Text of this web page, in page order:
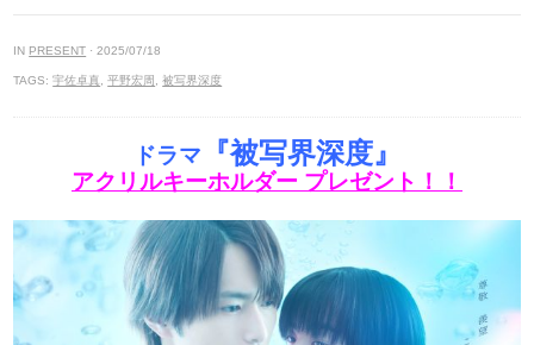
IN PRESENT · 2025/07/18
TAGS:宇佐卓真 ,平野宏周 ,被写界深度
ドラマ 『被写界深度』
アクリルキーホルダー プレゼント！！